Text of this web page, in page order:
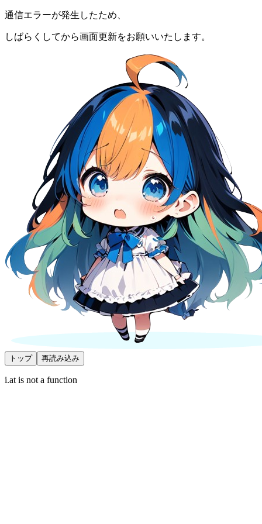
通信エラーが発生したため、
しばらくしてから画面更新をお願いいたします。
トップ 再読み込み
i.at is not a function